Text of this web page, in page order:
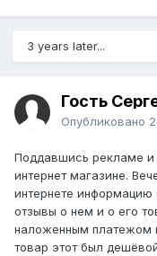
3 years later...
Гость
Опубликовано
Поддавшись рекламе и
интернет магазине.
интернете информацию
отзывы о нем и о его
наложенным платежом
товар этот был